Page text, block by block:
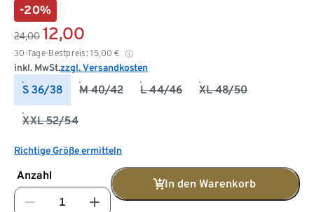
-20%
24,00 12,00
30-Tage-Bestpreis: 15,00 €
inkl. MwSt.zzgl. Versandkosten
S 36/38 M 40/42 L 44/46 XL 48/50
XXL 52/54
Richtige Größe ermitteln
Anzahl
In den Warenkorb